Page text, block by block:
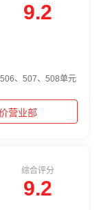
9.2
、507、508单元
营业部
综合评分
9.2